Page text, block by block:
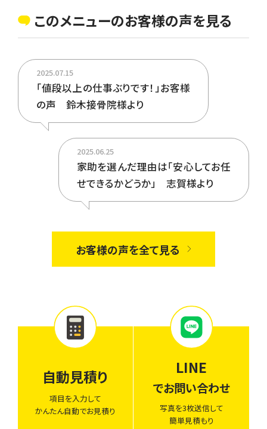
機能」などがあります。まずは
現場の状況を伺い、ご希望に
合わせてお見積りを作成いた
このメニューのお客様の声を見る
2025.07.15
「値段以上の仕事ぶりです！」お客様
の声 鈴木接骨院様より
2025.06.25
家助を選んだ理由は「安心してお任
せできるかどうか」 志賀様より
お客様の声を全て見る
自動見積り
項目を入力して
かんたん自動でお見積り
LINE
でお問い合わせ
写真を3枚送信して
簡単見積もり